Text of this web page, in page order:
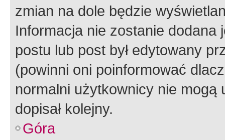
zmian na dole będzie
Informacja nie zostanie dodana
postu lub post był edytowany
(powinni oni poinformować
normalni użytkownicy nie
dopisał kolejny.
Góra